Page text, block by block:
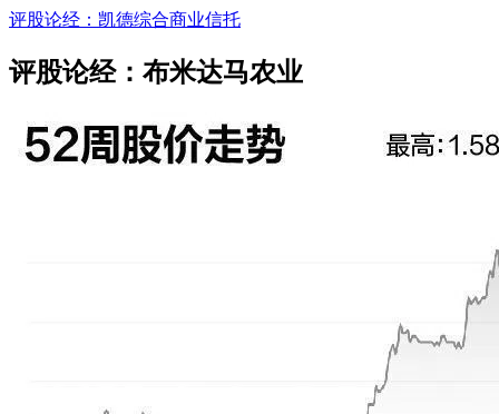
评股论经：凯德综合商业信托
评股论经：布米达马农业